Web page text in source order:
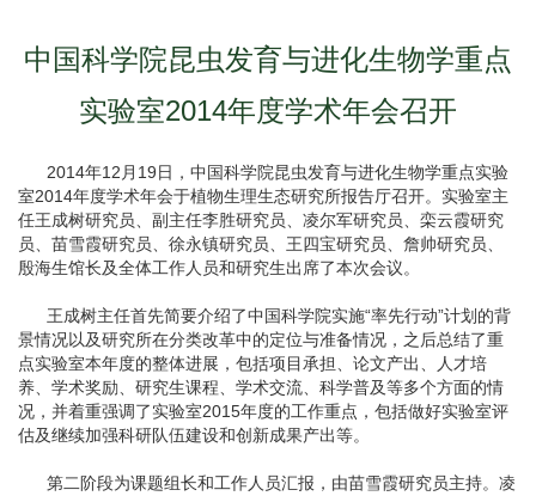
中国科学院昆虫发育与进化生物学重点
实验室2014年度学术年会召开
2014年12月19日，中国科学院昆虫发育与进化生物学重点实验
室2014年度学术年会于植物生理生态研究所报告厅召开。实验室主
任王成树研究员、副主任李胜研究员、凌尔军研究员、栾云霞研究
员、苗雪霞研究员、徐永镇研究员、王四宝研究员、詹帅研究员、
殷海生馆长及全体工作人员和研究生出席了本次会议。
王成树主任首先简要介绍了中国科学院实施“率先行动”计划的背
景情况以及研究所在分类改革中的定位与准备情况，之后总结了重
点实验室本年度的整体进展，包括项目承担、论文产出、人才培
养、学术奖励、研究生课程、学术交流、科学普及等多个方面的情
况，并着重强调了实验室2015年度的工作重点，包括做好实验室评
估及继续加强科研队伍建设和创新成果产出等。
第二阶段为课题组长和工作人员汇报，由苗雪霞研究员主持。凌